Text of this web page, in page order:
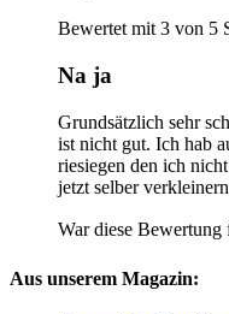
Bewertet mit 3 von 5
Na ja
Grundsätzlich sehr
ist nicht gut. Ich hab
riesiegen den ich
jetzt selber
War diese
Aus unserem Magazin: